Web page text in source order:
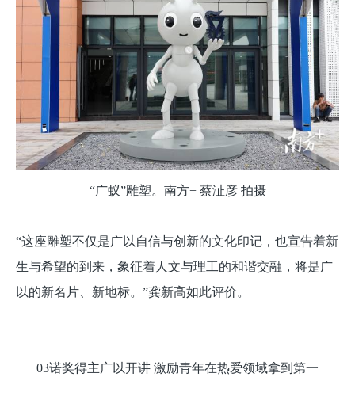
“广蚁”雕塑。南方+ 蔡沚彦 拍摄
“这座雕塑不仅是广以自信与创新的文化印记，也宣告着新
生与希望的到来，象征着人文与理工的和谐交融，将是广
以的新名片、新地标。”龚新高如此评价。
03诺奖得主广以开讲 激励青年在热爱领域拿到第一